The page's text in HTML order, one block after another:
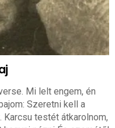
Mi lelt engem, én
Szeretni kell a
testét átkarolnom,